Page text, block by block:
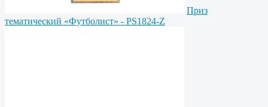
Приз
тематический «Футболист» - PS1824-Z